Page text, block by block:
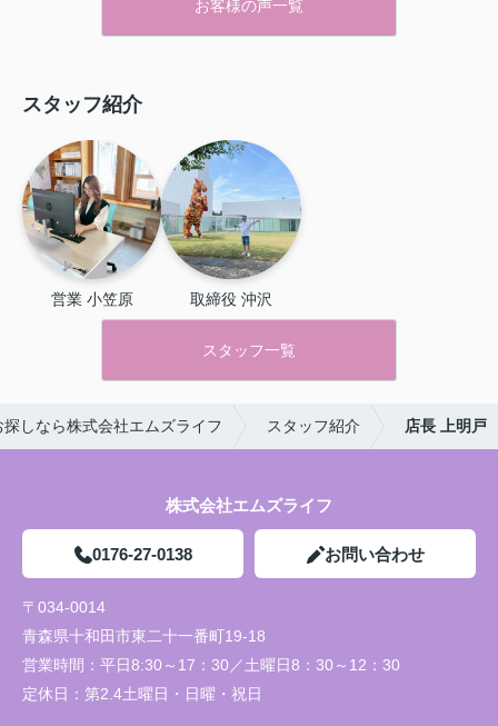
お客様の声一覧
スタッフ紹介
営業 小笠原 取締役 沖沢
スタッフ一覧
しなら株式会社エムズライフ スタッフ紹介 店長 上明戸
株式会社エムズライフ
0176-27-0138 お問い合わせ
〒034-0014
青森県十和田市東二十一番町19-18
営業時間： 平日8:30～17：30／土曜日8：30～12：30
定休日： 第2.4土曜日・日曜・祝日